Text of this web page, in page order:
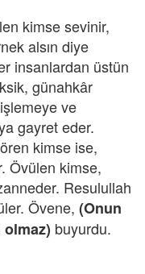
kimse sevinir,
alsın diye
insanlardan üstün
günahkâr
ve
gayret eder.
kimse ise,
Övülen kimse,
Resulullah
Övene, (Onun
buyurdu.